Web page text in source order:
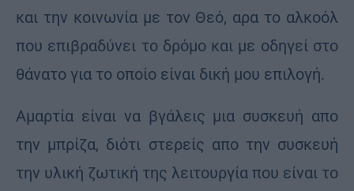
και την κοινωνία με τον Θεό, αρα το αλκοόλ
που επιβραδύνει το δρόμο και με οδηγεί στο
θάνατο για το οποίο είναι δική μου επιλογή.
Αμαρτία είναι να βγάλεις μια συσκευή απο
την μπρίζα, διότι στερείς απο την συσκευή
την υλική ζωτική της λειτουργία που είναι το